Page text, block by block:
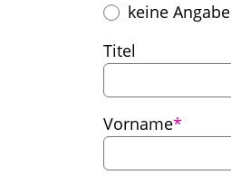
keine Angabe
Titel
Pflichtfeld
Vorname*